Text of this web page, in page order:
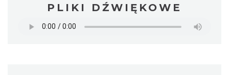
PLIKI DŹWIĘKOWE